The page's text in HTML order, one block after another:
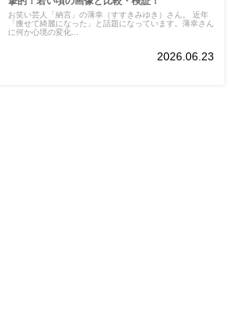
お笑い芸人「納言」の薄幸（すすきみゆき）さん。 近年
「痩せて綺麗になった」と話題になっています。薄幸さん
に何か心境の変化...
2026.06.23